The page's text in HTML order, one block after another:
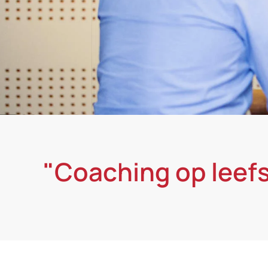
"Coaching op